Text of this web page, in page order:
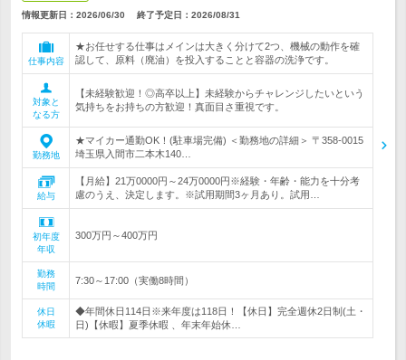
情報更新日：2026/06/30 終了予定日： 2026/08/31
仕事内容
★お任せする仕事はメインは大きく分けて2つ、機械の動作を確
認して、原料（廃油）を投入することと容器の洗浄です。
対象と
なる方
【未経験歓迎！◎高卒以上】未経験からチャレンジしたいという
気持ちをお持ちの方歓迎！真面目さ重視です。
勤務地
★マイカー通勤OK！(駐車場完備) ＜勤務地の詳細＞ 〒358-0015
埼玉県入間市二本木140…
給与
【月給】21万0000円～24万0000円※経験・年齢・能力を十分考
慮のうえ、決定します。※試用期間3ヶ月あり。試用…
初年度
年収
300万円～400万円
勤務
時間
7:30～17:00（実働8時間）
休日
休暇
◆年間休日114日※来年度は118日！【休日】完全週休2日制(土・
日)【休暇】夏季休暇 、年末年始休…